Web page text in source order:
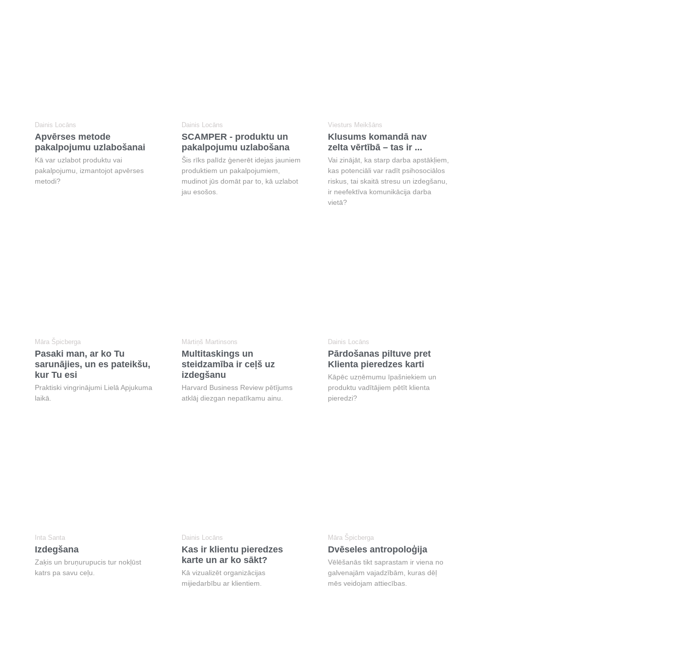
Dainis Locāns
Apvērses metode
pakalpojumu uzlabošanai
Kā var uzlabot produktu vai
pakalpojumu, izmantojot apvērses
metodi?
Dainis Locāns
SCAMPER - produktu un
pakalpojumu uzlabošana
Šis rīks palīdz ģenerēt idejas jauniem
produktiem un pakalpojumiem,
mudinot jūs domāt par to, kā uzlabot
jau esošos.
Viesturs Meikšāns
Klusums komandā nav
zelta vērtībā – tas ir ...
Vai zinājāt, ka starp darba apstākļiem,
kas potenciāli var radīt psihosociālos
riskus, tai skaitā stresu un izdegšanu,
ir neefektīva komunikācija darba
vietā?
Māra Špicberga
Pasaki man, ar ko Tu
sarunājies, un es pateikšu,
kur Tu esi
Praktiski vingrinājumi Lielā Apjukuma
laikā.
Mārtiņš Martinsons
Multitaskings un
steidzamība ir ceļš uz
izdegšanu
Harvard Business Review pētījums
atklāj diezgan nepatīkamu ainu.
Dainis Locāns
Pārdošanas piltuve pret
Klienta pieredzes karti
Kāpēc uzņēmumu īpašniekiem un
produktu vadītājiem pētīt klienta
pieredzi?
Inta Santa
Izdegšana
Zaķis un bruņurupucis tur nokļūst
katrs pa savu ceļu.
Dainis Locāns
Kas ir klientu pieredzes
karte un ar ko sākt?
Kā vizualizēt organizācijas
mijiedarbību ar klientiem.
Māra Špicberga
Dvēseles antropoloģija
Vēlēšanās tikt saprastam ir viena no
galvenajām vajadzībām, kuras dēļ
mēs veidojam attiecības.